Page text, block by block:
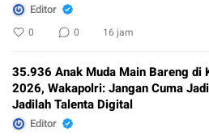
Editor
0 0 16 jam
35.936 Anak Muda Main Bareng di
2026, Wakapolri: Jangan Cuma
Jadilah Talenta Digital
Editor